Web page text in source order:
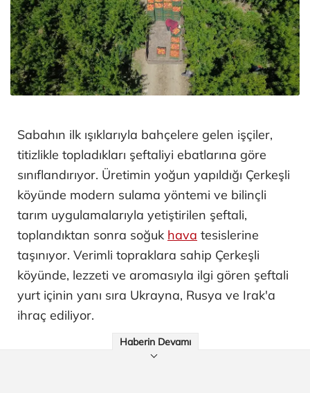
Sabahın ilk ışıklarıyla bahçelere gelen işçiler,
titizlikle topladıkları şeftaliyi ebatlarına göre
sınıflandırıyor. Üretimin yoğun yapıldığı Çerkeşli
köyünde modern sulama yöntemi ve bilinçli
tarım uygulamalarıyla yetiştirilen şeftali,
toplandıktan sonra soğuk hava tesislerine
taşınıyor. Verimli topraklara sahip Çerkeşli
köyünde, lezzeti ve aromasıyla ilgi gören şeftali
yurt içinin yanı sıra Ukrayna, Rusya ve Irak'a
ihraç ediliyor.
Haberin Devamı